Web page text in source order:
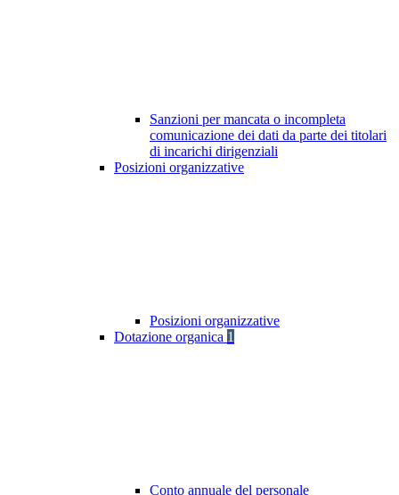
Sanzioni per mancata o incompleta
comunicazione dei dati da parte dei titolari
di incarichi dirigenziali
Posizioni organizzative
Posizioni organizzative
Dotazione organica 1
Conto annuale del personale